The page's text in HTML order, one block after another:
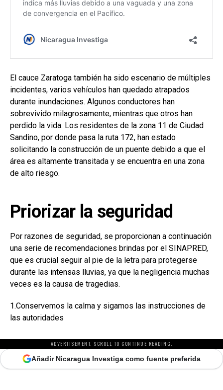
El cauce Zaratoga también ha sido escenario de múltiples
incidentes, varios vehículos han quedado atrapados
durante inundaciones. Algunos conductores han
sobrevivido milagrosamente, mientras que otros han
perdido la vida. Los residentes de la zona 11 de Ciudad
Sandino, por donde pasa la ruta 172, han estado
solicitando la construcción de un puente debido a que el
área es altamente transitada y se encuentra en una zona
de alto riesgo.
Priorizar la seguridad
Por razones de seguridad, se proporcionan a continuación
una serie de recomendaciones brindas por el SINAPRED,
que es crucial seguir al pie de la letra para protegerse
durante las intensas lluvias, ya que la negligencia muchas
veces es la causa de tragedias.
1.Conservemos la calma y sigamos las instrucciones de
las autoridades
ADVERTISEMENT. SCROLL TO CONTINUE READING.
Añadir Nicaragua Investiga como fuente preferida